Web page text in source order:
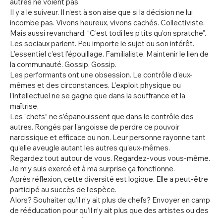
Il y a le suiveur. Il n’est à son aise que si la décision ne lui
incombe pas. Vivons heureux, vivons cachés. Collectiviste.
Mais aussi revanchard. “C’est todi les p’tits qu’on spratche”.
Les sociaux parlent. Peu importe le sujet ou son intérêt.
L’essentiel c’est l’épouillage. Familialiste. Maintenir le lien de
la communauté. Gossip. Gossip.
Les performants ont une obsession. Le contrôle d’eux-
mêmes et des circonstances. L’exploit physique ou
l’intellectuel ne se gagne que dans la souffrance et la
maîtrise.
Les “chefs” ne s’épanouissent que dans le contrôle des
autres. Rongés par l’angoisse de perdre ce pouvoir
narcissique et efficace ou non. Leur personne rayonne tant
qu’elle aveugle autant les autres qu’eux-mêmes.
Regardez tout autour de vous. Regardez-vous vous-même.
Je m’y suis exercé et à ma surprise ça fonctionne.
Après réflexion, cette diversité est logique. Elle a peut-être
participé au succès de l’espèce.
Alors? Souhaiter qu’il n’y ait plus de chefs? Envoyer en camp
de rééducation pour qu’il n’y ait plus que des artistes ou des